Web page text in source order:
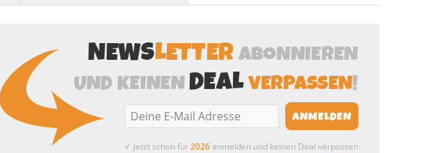
NEWSLETTERABONNIEREN
UND KEINENDEALVERPASSEN!
✓ Jetzt schon für2026anmelden und keinen Deal verpassen